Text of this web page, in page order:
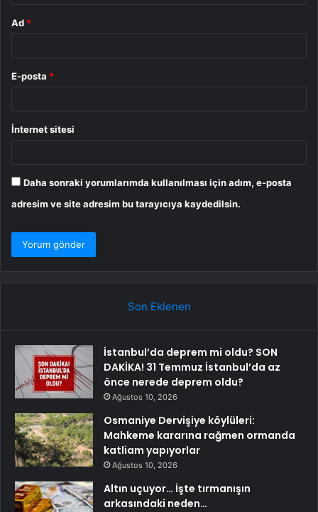
Ad *
E-posta *
İnternet sitesi
Daha sonraki yorumlarımda kullanılması için adım, e-posta
adresim ve site adresim bu tarayıcıya kaydedilsin.
Son Eklenen
İstanbul’da deprem mi oldu? SON
DAKİKA! 31 Temmuz İstanbul’da az
önce nerede deprem oldu?
Ağustos 10, 2026
Osmaniye Dervişiye köylüleri:
Mahkeme kararına rağmen ormanda
katliam yapıyorlar
Ağustos 10, 2026
Altın uçuyor… İşte tırmanışın
arkasındaki neden…